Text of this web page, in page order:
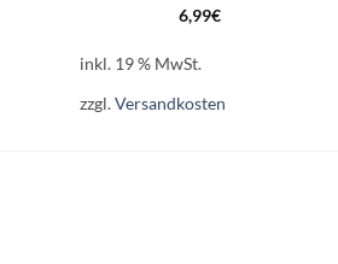
6,99€
inkl. 19 % MwSt.
zzgl.Versandkosten